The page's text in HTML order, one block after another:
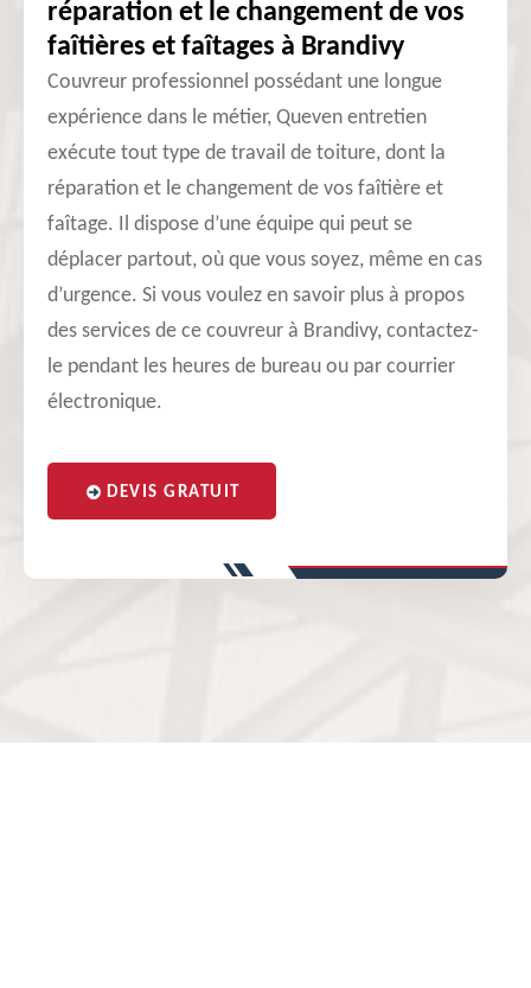
réparation et le changement de vos
faîtières et faîtages à Brandivy
Couvreur professionnel possédant une longue
expérience dans le métier, Queven entretien
exécute tout type de travail de toiture, dont la
réparation et le changement de vos faîtière et
faîtage. Il dispose d’une équipe qui peut se
déplacer partout, où que vous soyez, même en cas
d’urgence. Si vous voulez en savoir plus à propos
des services de ce couvreur à Brandivy, contactez-
le pendant les heures de bureau ou par courrier
électronique.
DEVIS GRATUIT